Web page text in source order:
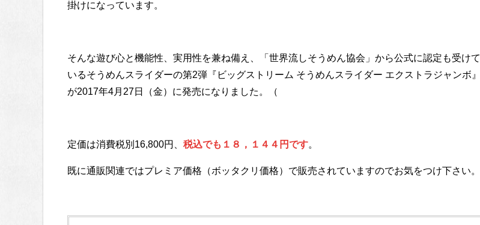
掛けになっています。
そんな遊び心と機能性、実用性を兼ね備え、「世界流しそうめん協会」から公式に認定も受けて
いるそうめんスライダーの第2弾『ビッグストリーム そうめんスライダー エクストラジャンボ』
が2017年4月27日（金）に発売になりました。（
定価は消費税別16,800円、 税込でも１８，１４４円です。
既に通販関連ではプレミア価格（ボッタクリ価格）で販売されていますのでお気をつけ下さい。